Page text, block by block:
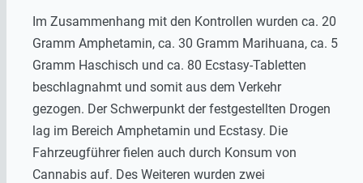
Im Zusammenhang mit den Kontrollen wurden ca. 20
Gramm Amphetamin, ca. 30 Gramm Marihuana, ca. 5
Gramm Haschisch und ca. 80 Ecstasy-Tabletten
beschlagnahmt und somit aus dem Verkehr
gezogen. Der Schwerpunkt der festgestellten Drogen
lag im Bereich Amphetamin und Ecstasy. Die
Fahrzeugführer fielen auch durch Konsum von
Cannabis auf. Des Weiteren wurden zwei